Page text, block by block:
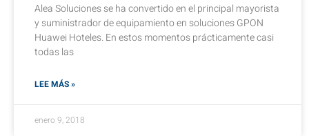
Alea Soluciones se ha convertido en el principal mayorista
y suministrador de equipamiento en soluciones GPON
Huawei Hoteles. En estos momentos prácticamente casi
todas las
LEE MÁS »
enero 9, 2018